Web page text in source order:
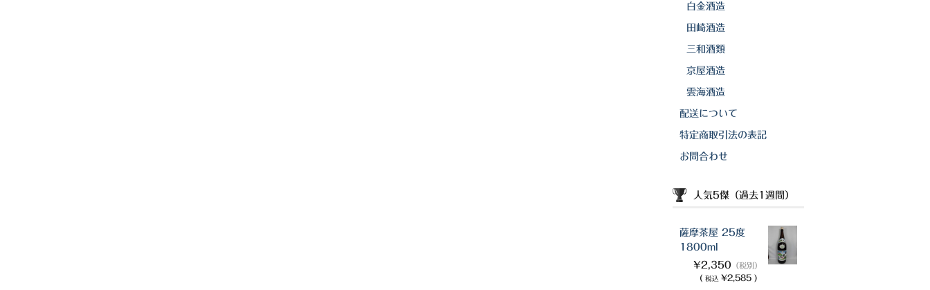
白金酒造
田崎酒造
三和酒類
京屋酒造
雲海酒造
配送について
特定商取引法の表記
お問合わせ
人気5傑（過去1週間）
薩摩茶屋 25度
1800ml
¥2,350 （税別）
( 税込 ¥2,585 )